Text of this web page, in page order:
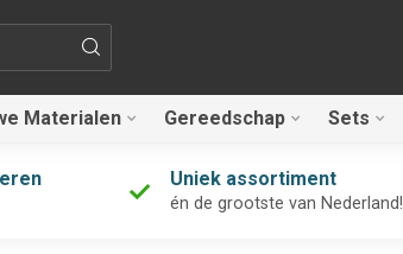
Materialen Gereedschap Sets
Uniek assortiment
én de grootste van Nederland!